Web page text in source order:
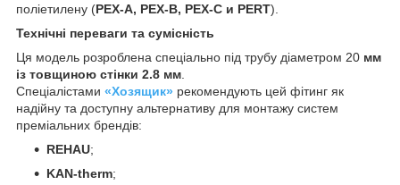
поліетилену (PEX-A, PEX-B, PEX-C и PERT).
Технічні переваги та сумісність
Ця модель розроблена спеціально під трубу діаметром 20 мм
із товщиною стінки 2.8 мм
Спеціалістами «Хозящик» рекомендують цей фітинг як
надійну та доступну альтернативу для монтажу систем
преміальних брендів:
REHAU;
KAN-therm;